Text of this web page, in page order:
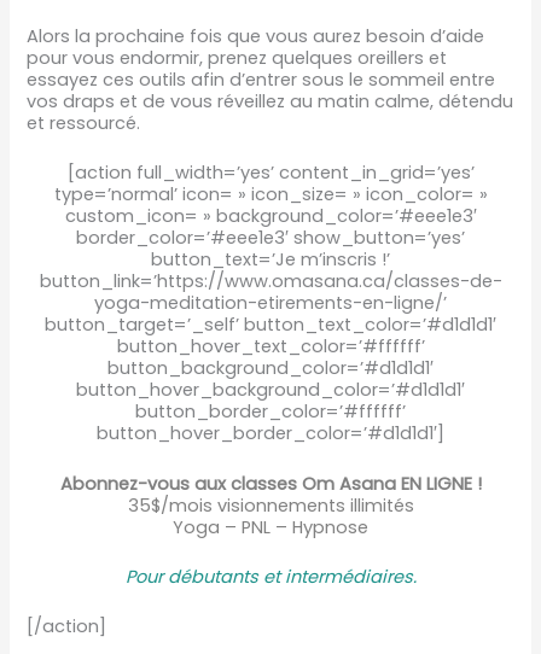
Alors la prochaine fois que vous aurez besoin d’aide
pour vous endormir, prenez quelques oreillers et
essayez ces outils afin d’entrer sous le sommeil entre
vos draps et de vous réveillez au matin calme, détendu
et ressourcé.
[action full_width=’yes’ content_in_grid=’yes’
type=’normal’ icon= » icon_size= » icon_color= »
custom_icon= » background_color=’#eee1e3′
border_color=’#eee1e3′ show_button=’yes’
button_text=’Je m’inscris !’
button_link=’https://www.omasana.ca/classes-de-
yoga-meditation-etirements-en-ligne/’
button_target=’_self’ button_text_color=’#d1d1d1′
button_hover_text_color=’#ffffff’
button_background_color=’#d1d1d1′
button_hover_background_color=’#d1d1d1′
button_border_color=’#ffffff’
button_hover_border_color=’#d1d1d1′]
Abonnez-vous aux classes Om Asana EN LIGNE !
35$/mois visionnements illimités
Yoga – PNL – Hypnose
Pour débutants et intermédiaires.
[/action]